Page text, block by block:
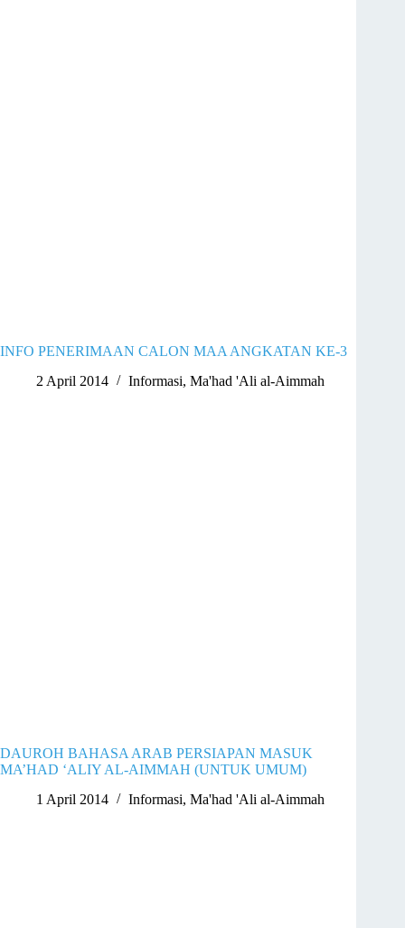
INFO PENERIMAAN CALON MAA ANGKATAN KE-3
2 April 2014
Informasi, Ma'had 'Ali al-Aimmah
DAUROH BAHASA ARAB PERSIAPAN MASUK
MA’HAD ‘ALIY AL-AIMMAH (UNTUK UMUM)
1 April 2014
Informasi, Ma'had 'Ali al-Aimmah